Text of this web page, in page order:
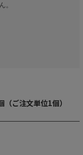
。
ご注文単位1個）